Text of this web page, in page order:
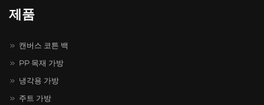
제품
캔버스 코튼 백
PP 목재 가방
냉각용 가방
주트 가방